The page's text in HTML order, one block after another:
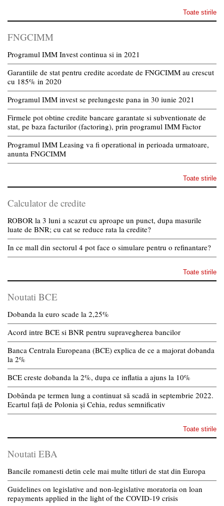
Toate stirile
FNGCIMM
Programul IMM Invest continua si in 2021
Garantiile de stat pentru credite acordate de FNGCIMM au crescut
cu 185% in 2020
Programul IMM invest se prelungeste pana in 30 iunie 2021
Firmele pot obtine credite bancare garantate si subventionate de
stat, pe baza facturilor (factoring), prin programul IMM Factor
Programul IMM Leasing va fi operational in perioada urmatoare,
anunta FNGCIMM
Toate stirile
Calculator de credite
ROBOR la 3 luni a scazut cu aproape un punct, dupa masurile
luate de BNR; cu cat se reduce rata la credite?
In ce mall din sectorul 4 pot face o simulare pentru o refinantare?
Toate stirile
Noutati BCE
Dobanda la euro scade la 2,25%
Acord intre BCE si BNR pentru supravegherea bancilor
Banca Centrala Europeana (BCE) explica de ce a majorat dobanda
la 2%
BCE creste dobanda la 2%, dupa ce inflatia a ajuns la 10%
Dobânda pe termen lung a continuat să scadă in septembrie 2022.
Ecartul față de Polonia și Cehia, redus semnificativ
Toate stirile
Noutati EBA
Bancile romanesti detin cele mai multe titluri de stat din Europa
Guidelines on legislative and non-legislative moratoria on loan
repayments applied in the light of the COVID-19 crisis